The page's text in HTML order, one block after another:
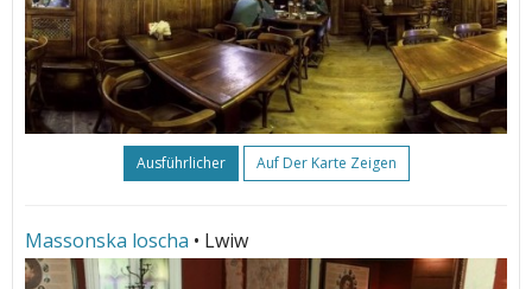
Ausführlicher Auf Der Karte Zeigen
Massonska loscha • Lwiw